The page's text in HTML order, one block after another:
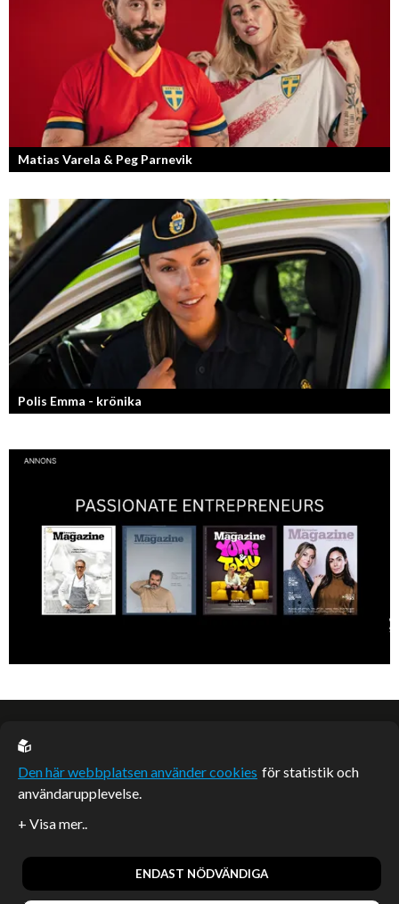
Matias Varela & Peg Parnevik
Här i Sverige så finns det en bred mix av olika nationaliteter från hela
världen och många svenskar har en annan grundnationalitet...
Polis Emma - krönika
Kan jag snälla få prata med dig igen, för du va så bra att prata med.
EU casino
Artiklar publicerade på webbplatsen som inte är märkta
redaktionellt är betalda samarbeten.
Den här webbplatsen använder cookies för statistik och
användarupplevelse.
ENDAST NÖDVÄNDIGA